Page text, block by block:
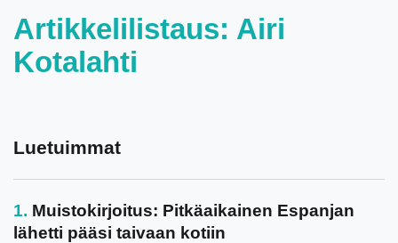
Artikkelilistaus: Airi
Kotalahti
Luetuimmat
Muistokirjoitus: Pitkäaikainen Espanjan
lähetti pääsi taivaan kotiin